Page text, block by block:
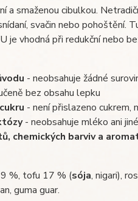
a smaženou cibulkou.
svačin nebo pohoštění.
je vhodná při redukční nebo
- neobsahuje žádné
bez obsahu lepku
- není přislazeno cukrem,
- neobsahuje mléko ani
chemických barviv a
%, tofu 17 % (sója, nigari),
guma guar.